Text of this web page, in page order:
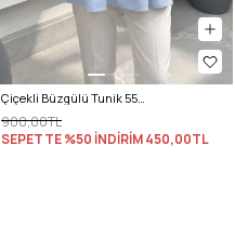
Çiçekli Büzgülü Tunik 5501 - BEBE MAVİSİ
900,00TL
SEPETTE %50 İNDİRİM450,00TL